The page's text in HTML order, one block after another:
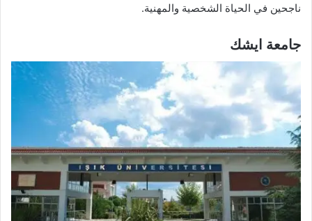
ناجحين في الحياة الشخصية والمهنية.
جامعة ايشك